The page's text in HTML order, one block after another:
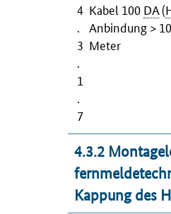
4
.
3
.
1
.
7
Kabel 100 DA(
Anbindung >
Meter
4.3.2
Kappung des